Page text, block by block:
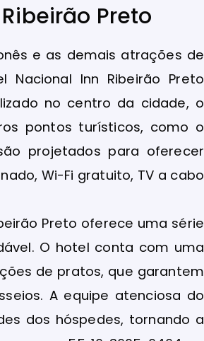
Preto
e as demais atrações de
Inn Ribeirão Preto
no centro da cidade, o
pontos turísticos, como o
projetados para oferecer
Wi-Fi gratuito, TV a cabo
Preto oferece uma série
O hotel conta com uma
de pratos, que garantem
A equipe atenciosa do
dos hóspedes, tornando a